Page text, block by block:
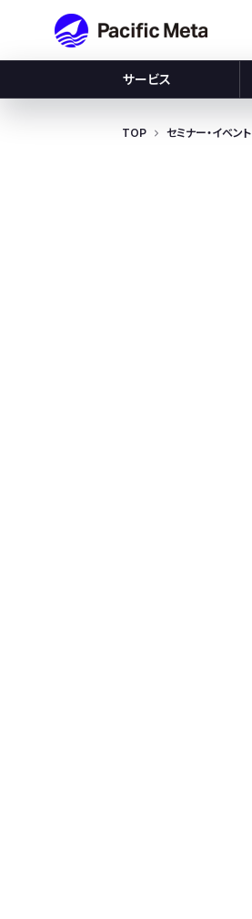
サービス
TOP セミナー・イベント